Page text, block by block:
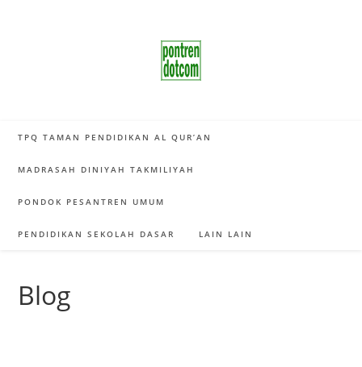
TPQ TAMAN PENDIDIKAN AL QUR’AN
MADRASAH DINIYAH TAKMILIYAH
PONDOK PESANTREN UMUM
PENDIDIKAN SEKOLAH DASAR LAIN LAIN
Blog